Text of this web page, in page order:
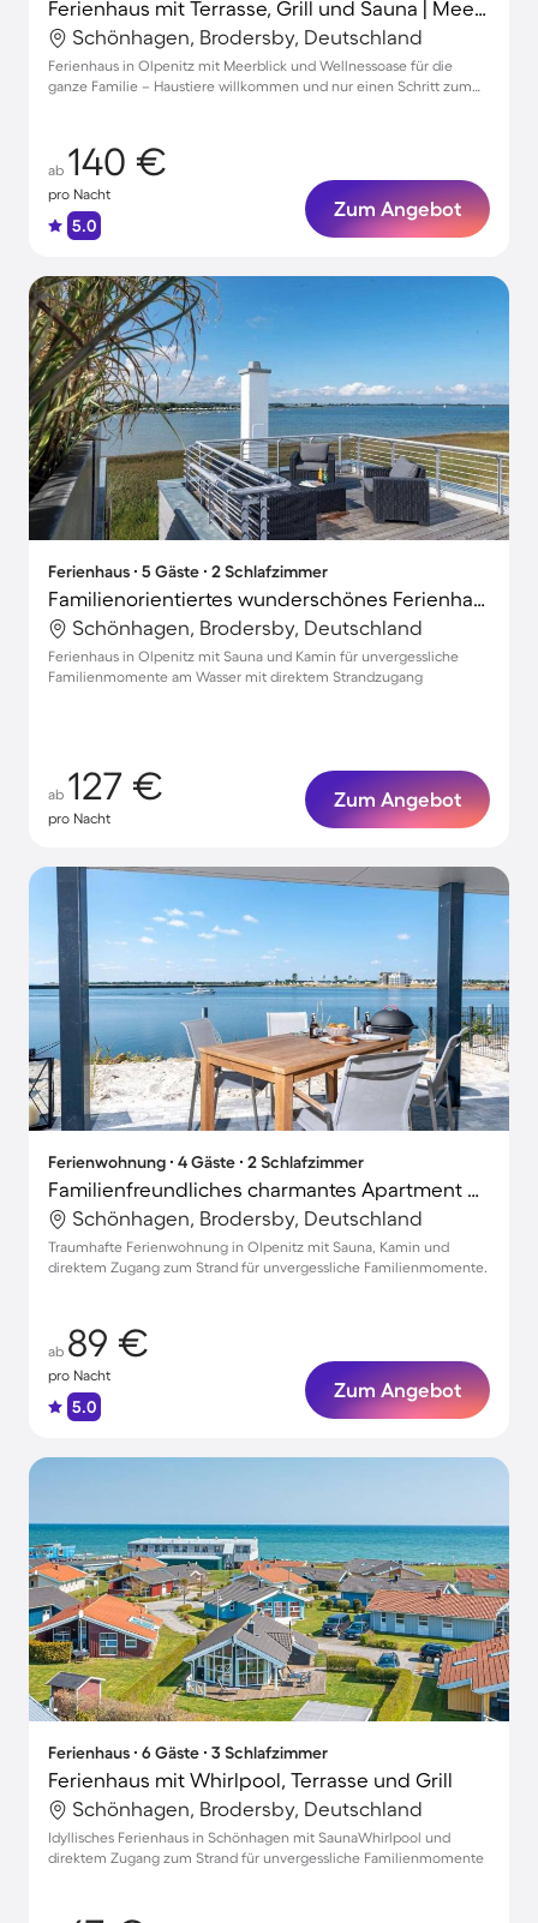
Ferienhaus mit Terrasse, Grill und Sauna | Meerblick
Schönhagen, Brodersby, Deutschland
Ferienhaus in Olpenitz mit Meerblick und Wellnessoase für die
ganze Familie – Haustiere willkommen und nur einen Schritt zum
ab 140 €
pro Nacht
5.0
Zum Angebot
Ferienhaus ∙ 5 Gäste ∙ 2 Schlafzimmer
Familienorientiertes wunderschönes Ferienhaus mit Grill, Garten und Terrasse | Naturblick | Haustiere erlaubt
Schönhagen, Brodersby, Deutschland
Ferienhaus in Olpenitz mit Sauna und Kamin für unvergessliche
Familienmomente am Wasser mit direktem Strandzugang
ab 127 €
pro Nacht
Zum Angebot
Ferienwohnung ∙ 4 Gäste ∙ 2 Schlafzimmer
Familienfreundliches charmantes Apartment mit Grill, Terrasse und Sauna | Strand in der Nähe
Schönhagen, Brodersby, Deutschland
Traumhafte Ferienwohnung in Olpenitz mit Sauna, Kamin und
direktem Zugang zum Strand für unvergessliche Familienmomente.
ab 89 €
pro Nacht
5.0
Zum Angebot
Ferienhaus ∙ 6 Gäste ∙ 3 Schlafzimmer
Ferienhaus mit Whirlpool, Terrasse und Grill
Schönhagen, Brodersby, Deutschland
Idyllisches Ferienhaus in Schönhagen mit SaunaWhirlpool und
direktem Zugang zum Strand für unvergessliche Familienmomente